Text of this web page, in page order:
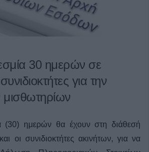
30 ημερών σε
για την
(30) ημερών θα έχουν στη διάθεσή
οι συνιδιοκτήτες ακινήτων, για να